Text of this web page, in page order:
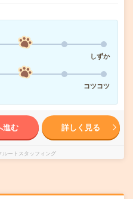
しずか
コツコツ
進む 詳しく見る
ルートスタッフィング